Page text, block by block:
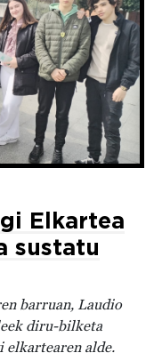
Elkartea
sustatu
barruan, Laudio
diru-bilketa
alde.